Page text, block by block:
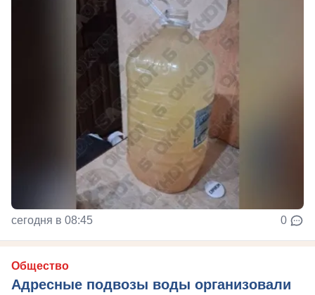
сегодня в 08:45 0
Общество
Адресные подвозы воды организовали